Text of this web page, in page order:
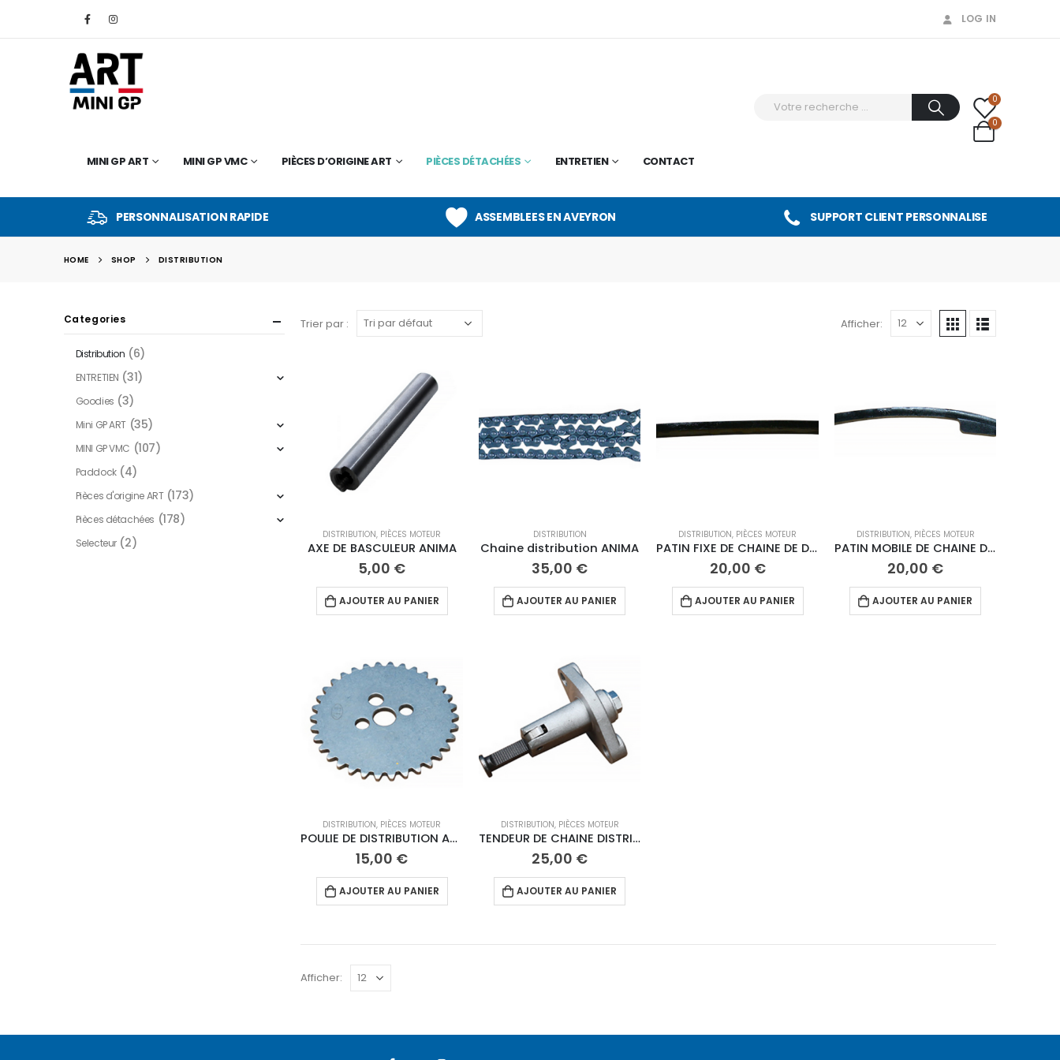
LOG IN
MINI GP ART MINI GP VMC PIÈCES D’ORIGINE ART PIÈCES DÉTACHÉES ENTRETIEN CONTACT
0
0
PERSONNALISATION RAPIDE ASSEMBLEES EN AVEYRON SUPPORT CLIENT PERSONNALISE
HOME SHOP DISTRIBUTION
Trier par : Afficher:
DISTRIBUTION, PIÈCES MOTEUR
AXE DE BASCULEUR ANIMA
5,00 €
AJOUTER AU PANIER
DISTRIBUTION
Chaine distribution ANIMA
35,00 €
AJOUTER AU PANIER
DISTRIBUTION, PIÈCES MOTEUR
PATIN FIXE DE CHAINE DE DISTRIBUTION ANIMA (guide fixe)
20,00 €
AJOUTER AU PANIER
DISTRIBUTION, PIÈCES MOTEUR
PATIN MOBILE DE CHAINE DE DISTRIBUTION ANIMA (coté tendeur)
20,00 €
AJOUTER AU PANIER
DISTRIBUTION, PIÈCES MOTEUR
POULIE DE DISTRIBUTION ANIMA
15,00 €
AJOUTER AU PANIER
DISTRIBUTION, PIÈCES MOTEUR
TENDEUR DE CHAINE DISTRIBUTION ANIMA
25,00 €
AJOUTER AU PANIER
Afficher:
Categories
Distribution (6)
ENTRETIEN (31)
Goodies (3)
Mini GP ART (35)
MINI GP VMC (107)
Paddock (4)
Pièces d'origine ART (173)
Pièces détachées (178)
Selecteur (2)